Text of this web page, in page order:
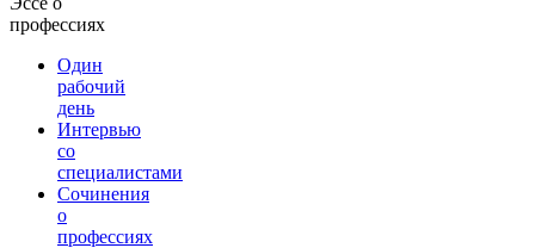
профессиях
Один
рабочий
день
Интервью
со
специалистами
Сочинения
о
профессиях